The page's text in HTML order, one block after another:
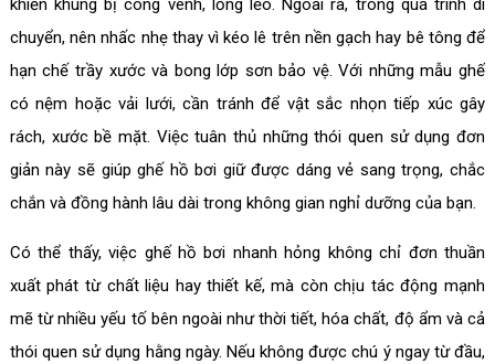
khiến khung bị cong vênh, lỏng lẻo. Ngoài ra, trong quá trình di
chuyển, nên nhấc nhẹ thay vì kéo lê trên nền gạch hay bê tông để
hạn chế trầy xước và bong lớp sơn bảo vệ. Với những mẫu ghế
có nệm hoặc vải lưới, cần tránh để vật sắc nhọn tiếp xúc gây
rách, xước bề mặt. Việc tuân thủ những thói quen sử dụng đơn
giản này sẽ giúp ghế hồ bơi giữ được dáng vẻ sang trọng, chắc
chắn và đồng hành lâu dài trong không gian nghỉ dưỡng của bạn.
Có thể thấy, việc ghế hồ bơi nhanh hỏng không chỉ đơn thuần
xuất phát từ chất liệu hay thiết kế, mà còn chịu tác động mạnh
mẽ từ nhiều yếu tố bên ngoài như thời tiết, hóa chất, độ ẩm và cả
thói quen sử dụng hằng ngày. Nếu không được chú ý ngay từ đầu,